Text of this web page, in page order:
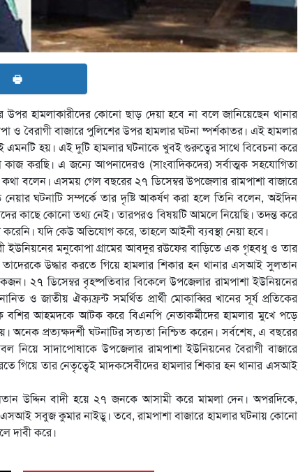
🖶
উপর হামলাকারীদের কোনো ছাড় দেয়া হবে না বলে জানিয়েছেন থানার
ও বৈরাগী বাজারে পুলিশের উপর হামলার ঘটনা ষ্পর্শকাতর। এই হামলার
হয়। এই দুটি হামলার ঘটনাকে খুবই গুরুত্বের সাথে বিবেচনা করে
করছি। এ জন্যে আপনাদেরও (সাংবাদিকদের) সর্বাত্মক সহযোগিতা
বলেন। এসময় গেল বছরের ২৭ ডিসেম্বর উপজেলার রামপাশা বাজারে
ঘটনাটি সম্পর্কে তার দৃষ্টি আকর্ষণ করা হলে তিনি বলেন, অইদিন
কাছে কোনো তথ্য নেই। তারপরও বিষয়টি আমলে নিয়েছি। তদন্ত করে
যদি কেউ অভিযোগ করে, তাহলে আইনী ব্যবস্থা নেয়া হবে।
ইউনিয়নের মনুকোপা গ্রামের আবদুর রউফের বাড়িতে এক গৃহবধু ও তার
উদ্ধার করতে গিয়ে হামলার শিকার হন থানার এসআই সুলতান
২৭ ডিসেম্বর বৃহষ্পতিবার বিকেলে উপজেলার রামপাশা ইউনিয়নের
ও জাতীয় ঐক্যফ্রন্ট সমর্থিত প্রার্থী মোকাব্বির খানের সূর্য প্রতিকের
বশির আহমদকে আটক করে বিএনপি নেতাকর্মীদের হামলার মুখে পড়ে
প্রত্যক্ষদর্শী ঘটনাটির সত্যতা নিশ্চিত করেন। সর্বশেষ, এ বছরের
সাদাপোষাকে উপজেলার রামপাশা ইউনিয়নের বৈরাগী বাজারে
গিয়ে তার নেতৃত্বেই মাদকসেবীদের হামলার শিকার হন থানার এসআই
উদ্দিন বাদী হয়ে ২৭ জনকে আসামী করে মামলা দেন। অপরদিকে,
সবুজ কুমার নাইডু। তবে, রামপাশা বাজারে হামলার ঘটনায় কোনো
দাবী করে।